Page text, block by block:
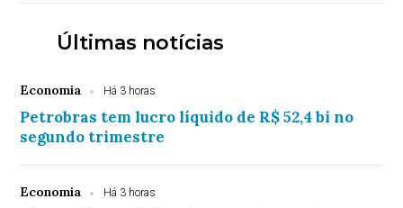
Últimas notícias
Economia Há 3 horas
Petrobras tem lucro líquido de R$ 52,4 bi no
segundo trimestre
Economia Há 3 horas